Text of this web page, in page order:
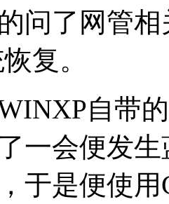
问了网管
复。
自带
一会便发
于是便使